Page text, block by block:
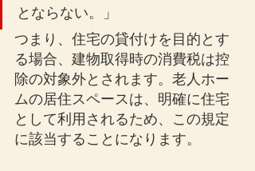
とならない。」
つまり、住宅の貸付けを目的とす
る場合、建物取得時の消費税は控
除の対象外とされます。老人ホー
ムの居住スペースは、明確に住宅
として利用されるため、この規定
に該当することになります。